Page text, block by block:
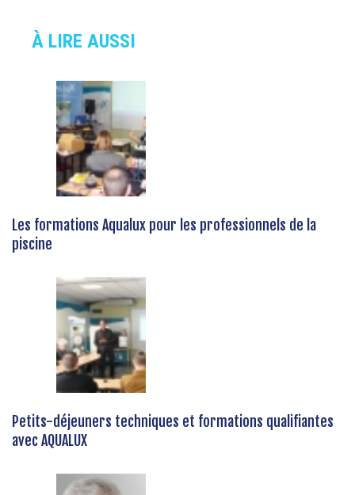
À LIRE AUSSI
Les formations Aqualux pour les professionnels de la
piscine
Petits-déjeuners techniques et formations qualifiantes
avec AQUALUX